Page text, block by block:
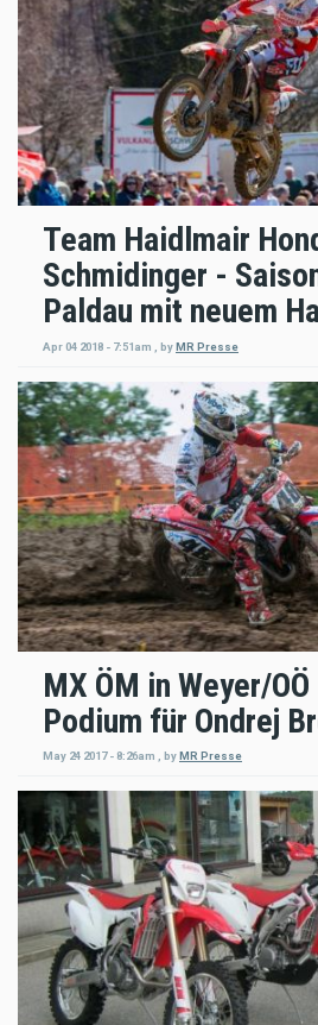
Team Haidlmair
Schmidinger -
Paldau mit neuem
Apr 04 2018 - 7:51am byMR Presse
MX ÖM in Weyer/
Podium für Ondrej
May 24 2017 - 8:26am byMR Presse